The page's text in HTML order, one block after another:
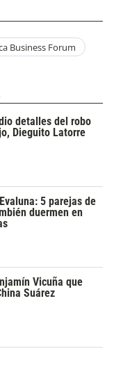
Business Forum
detalles del robo
Dieguito Latorre
5 parejas de
duermen en
Vicuña que
Suárez